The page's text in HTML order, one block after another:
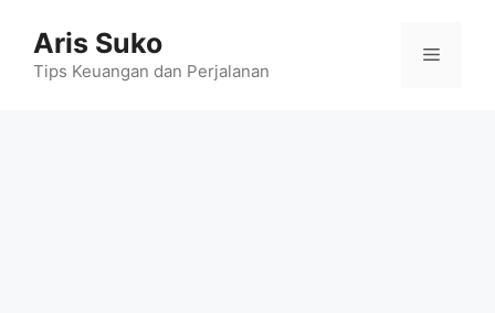
content
Aris Suko
Tips Keuangan dan Perjalanan
Menu